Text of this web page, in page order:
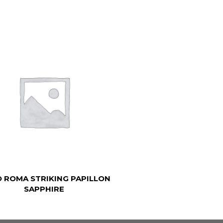
ROMA STRIKING PAPILLON
SAPPHIRE